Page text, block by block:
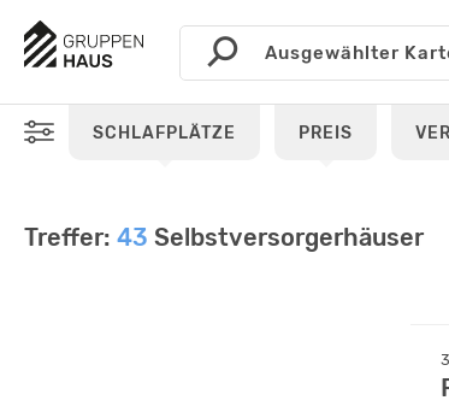
SCHLAFPLÄTZE PREIS
Treffer: 43 Selbstversorgerhäuser